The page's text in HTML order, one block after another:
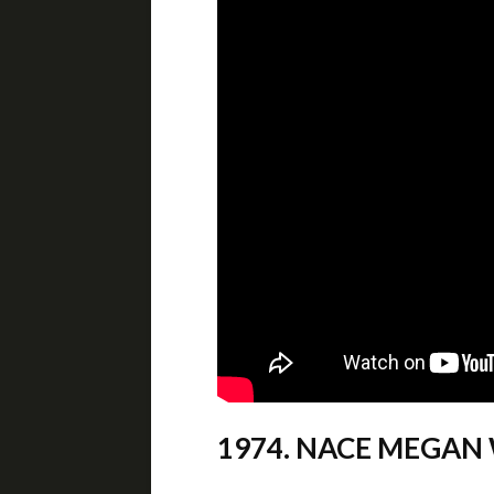
1974. NACE MEGAN